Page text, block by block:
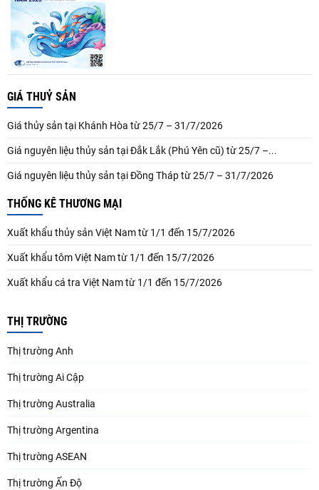
GIÁ THUỶ SẢN
Giá thủy sản tại Khánh Hòa từ 25/7 – 31/7/2026
Giá nguyên liệu thủy sản tại Đắk Lắk (Phú Yên cũ) từ 25/7 –...
Giá nguyên liệu thủy sản tại Đồng Tháp từ 25/7 – 31/7/2026
THỐNG KÊ THƯƠNG MẠI
Xuất khẩu thủy sản Việt Nam từ 1/1 đến 15/7/2026
Xuất khẩu tôm Việt Nam từ 1/1 đến 15/7/2026
Xuất khẩu cá tra Việt Nam từ 1/1 đến 15/7/2026
THỊ TRƯỜNG
Thị trường Anh
Thị trường Ai Cập
Thị trường Australia
Thị trường Argentina
Thị trường ASEAN
Thị trường Ấn Độ